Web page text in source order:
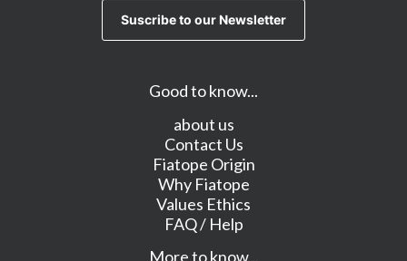
Good to know...
about us
Contact Us
Fiatope Origin
Why Fiatope
Values Ethics
FAQ / Help
More to know...